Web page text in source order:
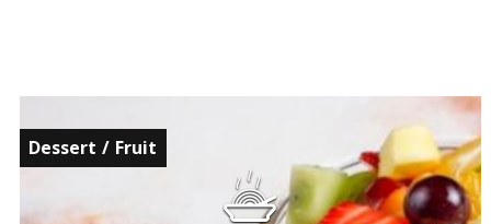
Dessert / Fruit